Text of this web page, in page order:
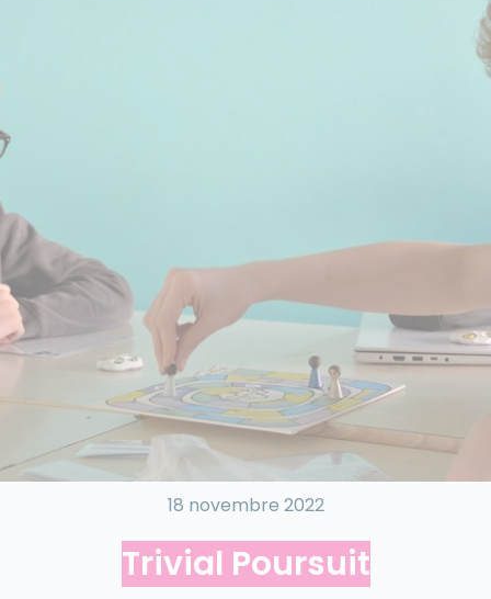
18 novembre 2022
Trivial Poursuit